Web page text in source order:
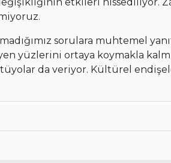
sorulara muhtemel
yüzlerini ortaya koymakla
da veriyor. Kültürel